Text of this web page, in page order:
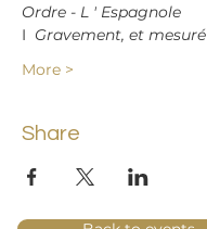
Ordre - L ' Espagnole
I Gravement, et mesuré
More >
Share